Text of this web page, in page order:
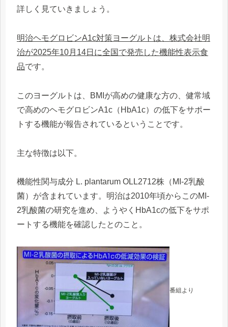
詳しく見ていきましょう。
明治ヘモグロビンA1c対策ヨーグルトは、株式会社明
治が2025年10月14日に全国で発売した機能性表示食
品です。
このヨーグルトは、BMIが高めの健康な方の、健常域
で高めのヘモグロビンA1c（HbA1c）の低下をサポー
トする機能が報告されているということです。
主な特徴は以下。
機能性関与成分 L. plantarum OLL2712株（MI-2乳酸
菌）が含まれています。明治は2010年頃からこのMI-
2乳酸菌の研究を進め、ようやくHbA1cの低下をサポ
ートする機能を確認したとのこと。
番組より